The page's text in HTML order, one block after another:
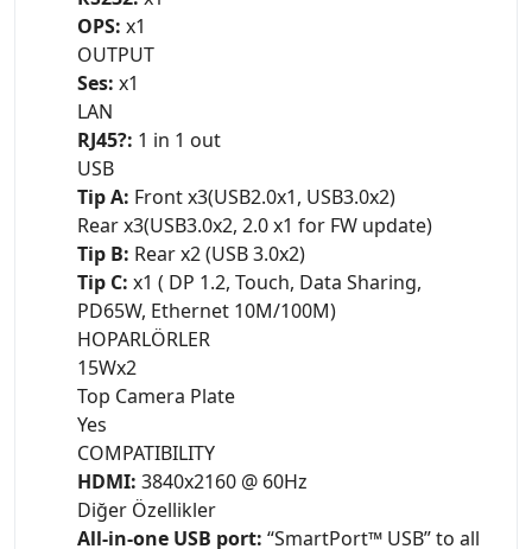
OPS: x1
OUTPUT
Ses: x1
LAN
RJ45?: 1 in 1 out
USB
Tip A: Front x3(USB2.0x1, USB3.0x2)
Rear x3(USB3.0x2, 2.0 x1 for FW update)
Tip B: Rear x2 (USB 3.0x2)
Tip C: x1 ( DP 1.2, Touch, Data Sharing,
PD65W, Ethernet 10M/100M)
HOPARLÖRLER
15Wx2
Top Camera Plate
Yes
COMPATIBILITY
HDMI: 3840x2160 @ 60Hz
Diğer Özellikler
All-in-one USB port: “SmartPort™ USB” to all